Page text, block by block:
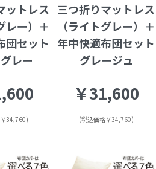
ットレス
レー）＋
団セット
レー
34,760)
三つ折りマットレス
（ライトグレー）＋
年中快適布団セット
グレージュ
￥31,600
(税込価格￥34,760)